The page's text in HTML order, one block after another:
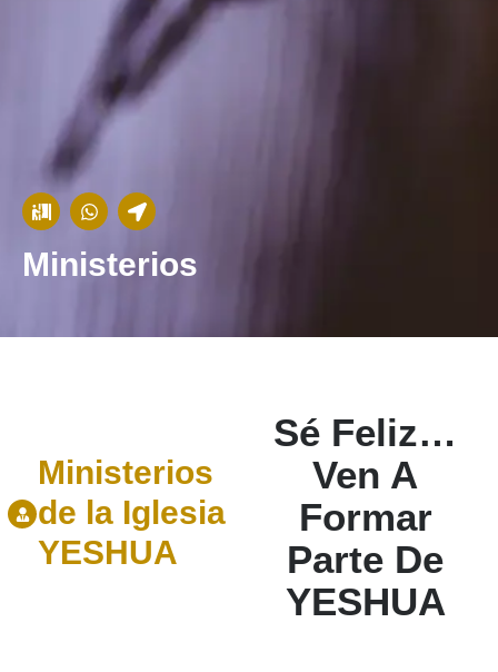
Ministerios
Ministerios
de la Iglesia
YESHUA
Sé Feliz…
Ven A
Formar
Parte De
YESHUA